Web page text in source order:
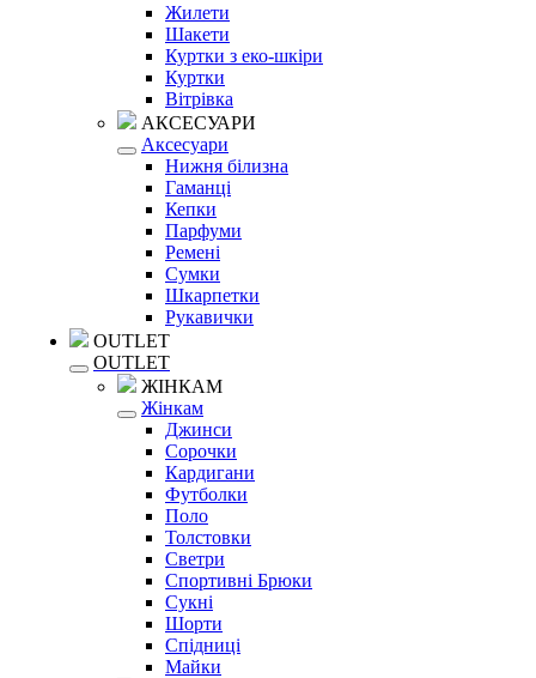
Жилети
Шакети
Куртки з еко-шкіри
Куртки
Вітрівка
АКСЕСУАРИ
Аксесуари
Нижня білизна
Гаманці
Кепки
Парфуми
Ремені
Сумки
Шкарпетки
Рукавички
OUTLET
OUTLET
ЖІНКАМ
Жінкам
Джинси
Сорочки
Кардигани
Футболки
Поло
Толстовки
Светри
Спортивні Брюки
Сукні
Шорти
Спідниці
Майки